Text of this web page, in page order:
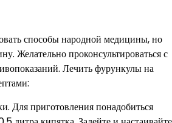
способы народной медицины, но
Желательно проконсультироваться с
Лечить фурункулы на
Для приготовления понадобиться